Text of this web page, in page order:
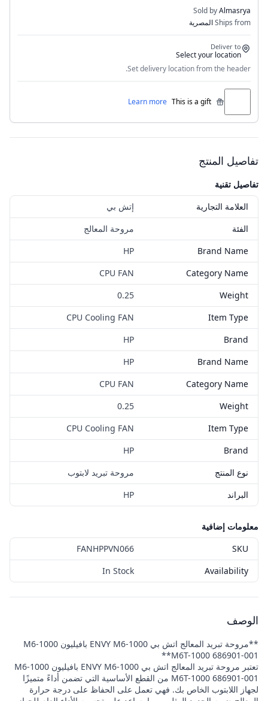
Sold byAlmasrya
Ships fromالمصرية
Deliver to
Select your location
Set delivery location from the header.
This is a gift
Learn more
تفاصيل المنتج
تفاصيل تقنية
العلامة التجارية
إتش بي
الفئة
مروحة المعالج
Brand Name
HP
Category Name
CPU FAN
Weight
0.25
Item Type
CPU Cooling FAN
Brand
HP
Brand Name
HP
Category Name
CPU FAN
Weight
0.25
Item Type
CPU Cooling FAN
Brand
HP
نوع المنتج
مروحة تبريد لابتوب
البراند
HP
معلومات إضافية
SKU
FANHPPVN066
Availability
In Stock
الوصف
**مروحة تبريد المعالج اتش بي ENVY M6-1000 بافيليون M6-1000
M6T-1000 686901-001**
تعتبر مروحة تبريد المعالج اتش بي ENVY M6-1000 بافيليون M6-1000
M6T-1000 686901-001 من القطع الأساسية التي تضمن أداءً متميزًا
لجهاز اللابتوب الخاص بك. فهي تعمل على الحفاظ على درجة حرارة